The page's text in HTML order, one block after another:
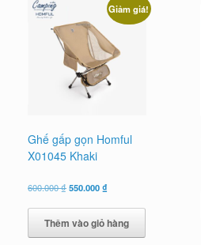
Giảm giá!
Ghế gấp gọn Homful
X01045 Khaki
600.000₫Giá
là:
600.000 ₫.
550.000₫
tại
là:
550.000 ₫.
Thêm vào giỏ hàng